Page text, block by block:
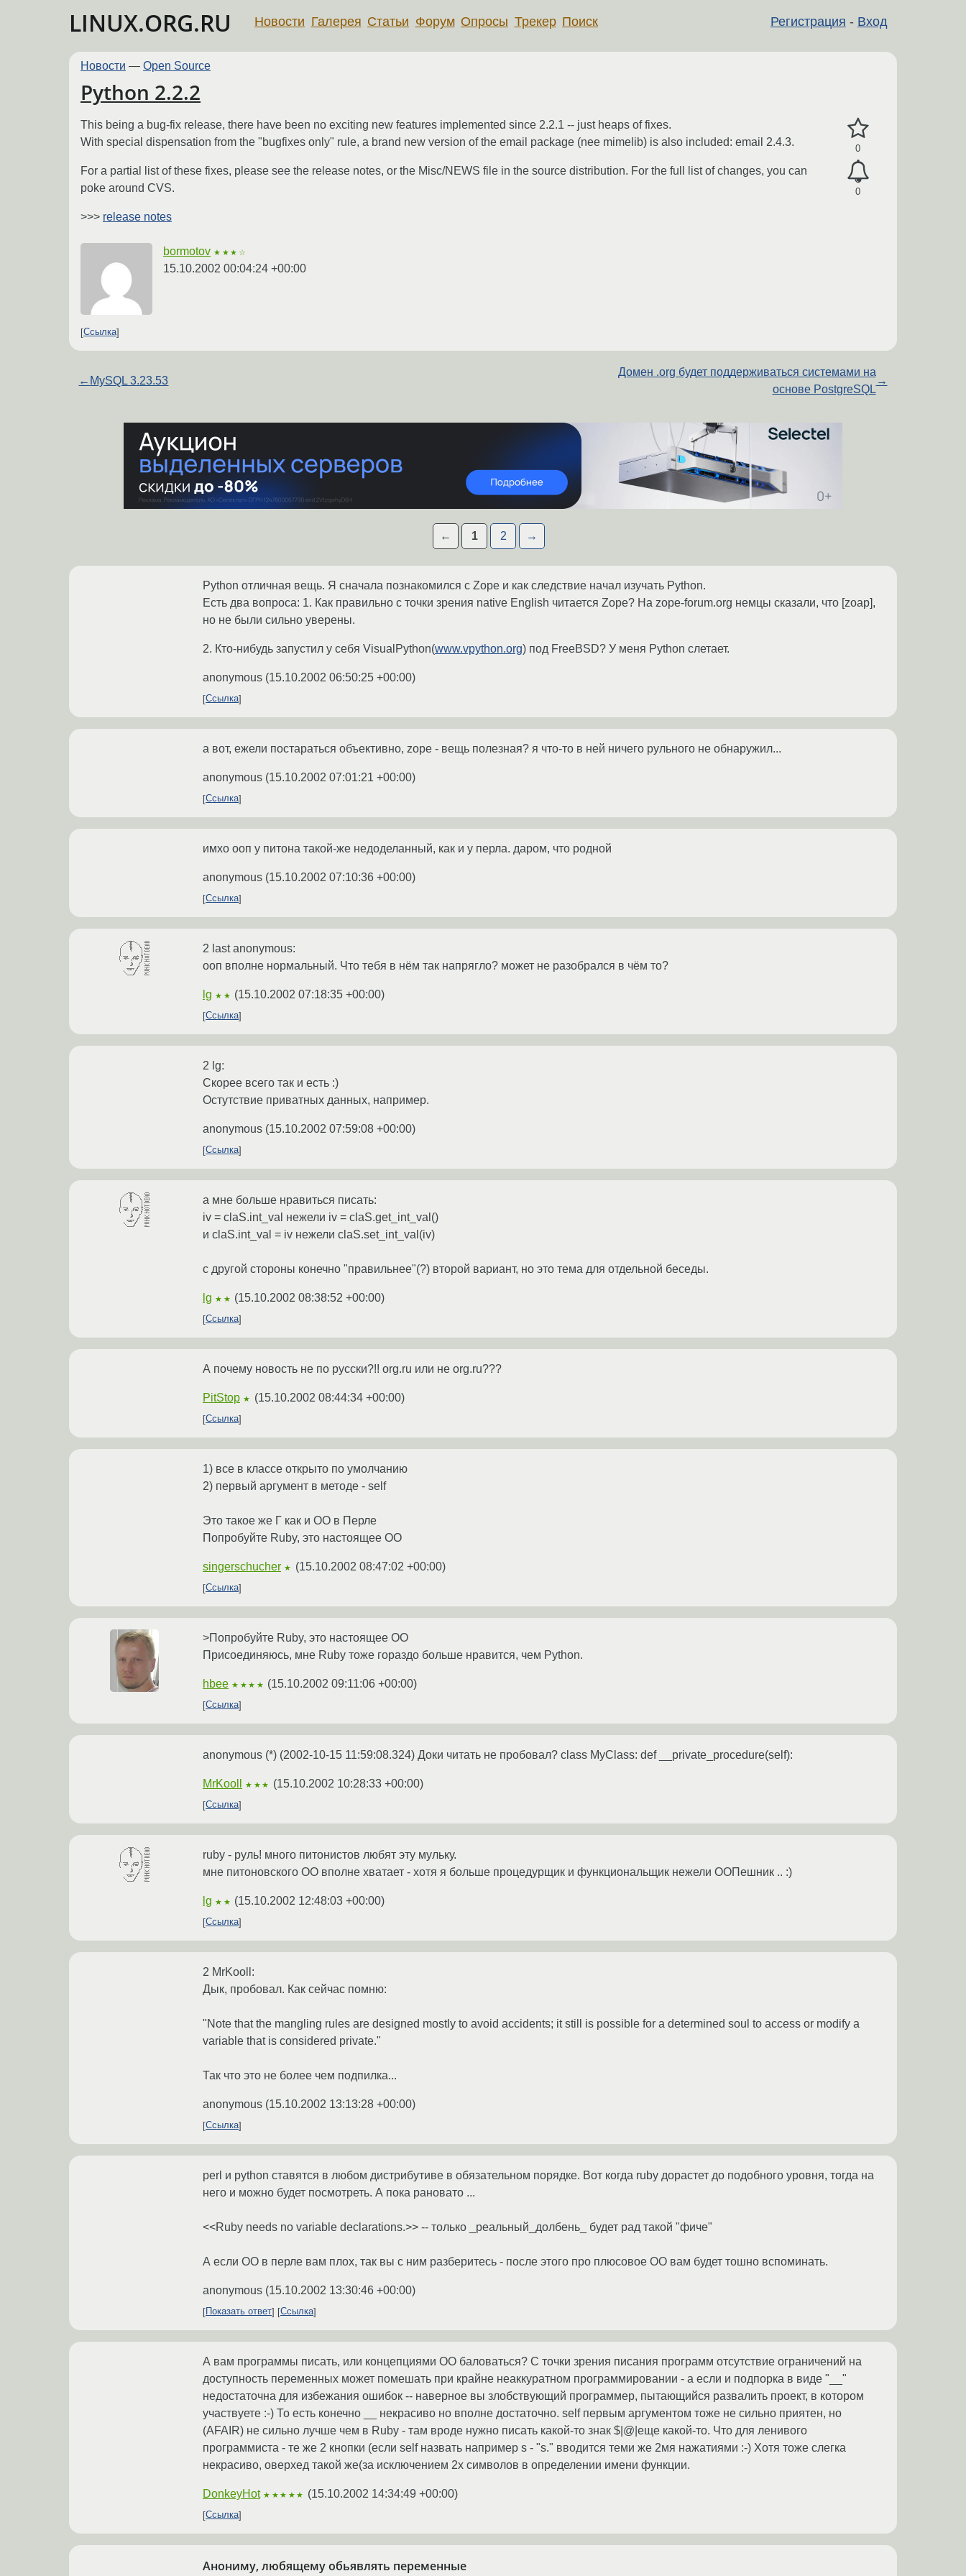
LINUX.ORG.RU Регистрация - Вход
Новости Галерея Статьи Форум Опросы Трекер Поиск
Новости — Open Source
Python 2.2.2
0
0
This being a bug-fix release, there have been no exciting new features implemented since 2.2.1 -- just heaps of fixes.
With special dispensation from the "bugfixes only" rule, a brand new version of the email package (nee mimelib) is also included: email 2.4.3.
For a partial list of these fixes, please see the release notes, or the Misc/NEWS file in the source distribution. For the full list of changes, you can
poke around CVS.
>>> release notes
bormotov ★★★☆
15.10.2002 00:04:24 +00:00
Ссылка
← MySQL 3.23.53
Домен .org будет поддерживаться системами на
основе PostgreSQL
→
← 1 2 →
Python отличная вещь. Я сначала познакомился с Zope и как следствие начал изучать Python.
Есть два вопроса: 1. Как правильно с точки зрения native English читается Zope? На zope-forum.org немцы сказали, что [zoap],
но не были сильно уверены.
2. Кто-нибудь запустил у себя VisualPython(www.vpython.org) под FreeBSD? У меня Python слетает.
anonymous (15.10.2002 06:50:25 +00:00)
Ссылка
а вот, ежели постараться объективно, zope - вещь полезная? я что-то в ней ничего рульного не обнаружил...
anonymous (15.10.2002 07:01:21 +00:00)
Ссылка
имхо ооп у питона такой-же недоделанный, как и у перла. даром, что родной
anonymous (15.10.2002 07:10:36 +00:00)
Ссылка
2 last anonymous:
ооп вполне нормальный. Что тебя в нём так напрягло? может не разобрался в чём то?
lg ★★ (15.10.2002 07:18:35 +00:00)
Ссылка
2 lg:
Скорее всего так и есть :)
Остутствие приватных данных, например.
anonymous (15.10.2002 07:59:08 +00:00)
Ссылка
а мне больше нравиться писать:
iv = claS.int_val нежели iv = claS.get_int_val()
и claS.int_val = iv нежели claS.set_int_val(iv)
с другой стороны конечно "правильнее"(?) второй вариант, но это тема для отдельной беседы.
lg ★★ (15.10.2002 08:38:52 +00:00)
Ссылка
А почему новость не по русски?!! org.ru или не org.ru???
PitStop ★ (15.10.2002 08:44:34 +00:00)
Ссылка
1) все в классе открыто по умолчанию
2) первый аргумент в методе - self
Это такое же Г как и ОО в Перле
Попробуйте Ruby, это настоящее OO
singerschucher ★ (15.10.2002 08:47:02 +00:00)
Ссылка
>Попробуйте Ruby, это настоящее OO
Присоединяюсь, мне Ruby тоже гораздо больше нравится, чем Python.
hbee ★★★★ (15.10.2002 09:11:06 +00:00)
Ссылка
anonymous (*) (2002-10-15 11:59:08.324) Доки читать не пробовал? class MyClass: def __private_procedure(self):
MrKooll ★★★ (15.10.2002 10:28:33 +00:00)
Ссылка
ruby - руль! много питонистов любят эту мульку.
мне питоновского ОО вполне хватает - хотя я больше процедурщик и функциональщик нежели ООПешник .. :)
lg ★★ (15.10.2002 12:48:03 +00:00)
Ссылка
2 MrKooll:
Дык, пробовал. Как сейчас помню:
"Note that the mangling rules are designed mostly to avoid accidents; it still is possible for a determined soul to access or modify a
variable that is considered private."
Так что это не более чем подпилка...
anonymous (15.10.2002 13:13:28 +00:00)
Ссылка
perl и python ставятся в любом дистрибутиве в обязательном порядке. Вот когда ruby дорастет до подобного уровня, тогда на
него и можно будет посмотреть. А пока рановато ...
<<Ruby needs no variable declarations.>> -- только _реальный_долбень_ будет рад такой "фиче"
А если ОО в перле вам плох, так вы с ним разберитесь - после этого про плюсовое ОО вам будет тошно вспоминать.
anonymous (15.10.2002 13:30:46 +00:00)
Показать ответ Ссылка
А вам программы писать, или концепциями OO баловаться? С точки зрения писания программ отсутствие ограничений на
доступность переменных может помешать при крайне неаккуратном программировании - а если и подпорка в виде "__"
недостаточна для избежания ошибок -- наверное вы злобствующий программер, пытающийся развалить проект, в котором
участвуете :-) То есть конечно __ некрасиво но вполне достаточно. self первым аргументом тоже не сильно приятен, но
(AFAIR) не сильно лучше чем в Ruby - там вроде нужно писать какой-то знак $|@|еще какой-то. Что для ленивого
программиста - те же 2 кнопки (если self назвать например s - "s." вводится теми же 2мя нажатиями :-) Хотя тоже слегка
некрасиво, оверхед такой же(за исключением 2х символов в определении имени функции.
DonkeyHot ★★★★★ (15.10.2002 14:34:49 +00:00)
Ссылка
Анониму, любящему обьявлять переменные